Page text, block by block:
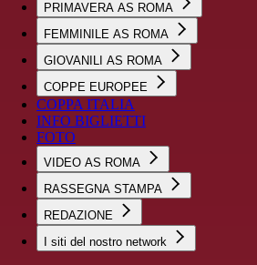
PRIMAVERA AS ROMA
FEMMINILE AS ROMA
GIOVANILI AS ROMA
COPPE EUROPEE
COPPA ITALIA
INFO BIGLIETTI
FOTO
VIDEO AS ROMA
RASSEGNA STAMPA
REDAZIONE
I siti del nostro network